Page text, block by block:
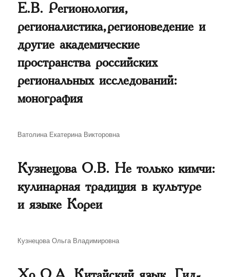
Е.В. Регионология,
регионалистика, регионоведение и
другие академические
пространства российских
региональных исследований:
монография
Автор
Ватолина Екатерина Викторовна
Кузнецова О.В. Не только кимчи:
кулинарная традиция в культуре
и языке Кореи
Автор
Кузнецова Ольга Владимировна